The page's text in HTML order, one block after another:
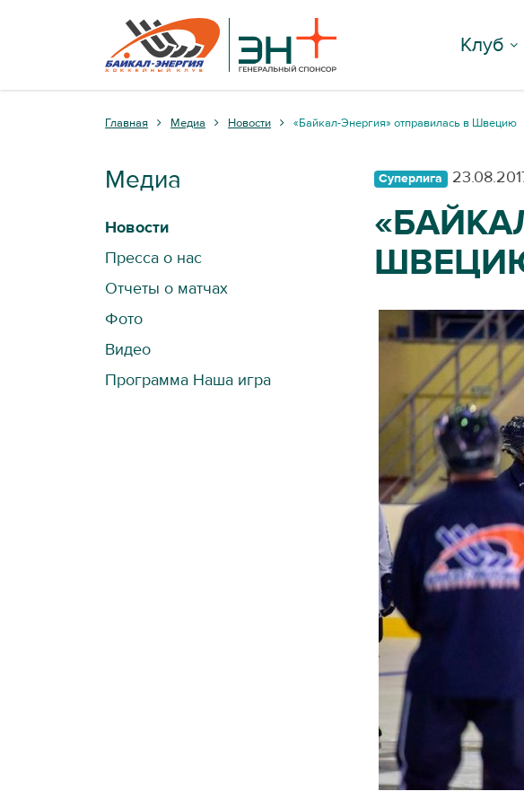
Клуб
Главная Медиа Новости «Байкал-Энергия» отправилась в Швецию
Суперлига
Медиа
Новости
Пресса о нас
Отчеты о матчах
Фото
Видео
Программа Наша игра